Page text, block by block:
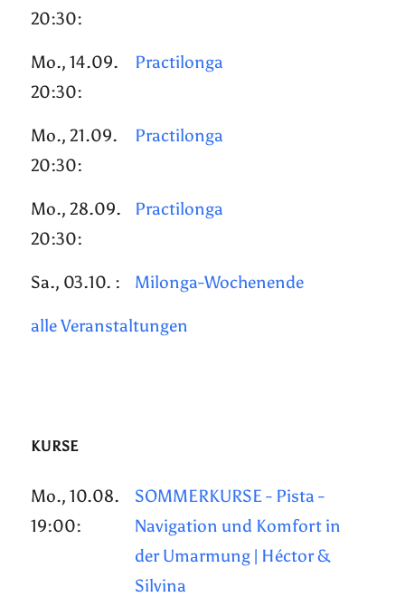
20:30:
Mo., 14.09.
20:30:
Practilonga
Mo., 21.09.
20:30:
Practilonga
Mo., 28.09.
20:30:
Practilonga
Sa., 03.10. : Milonga-Wochenende
alle Veranstaltungen
KURSE
Mo., 10.08.
19:00:
SOMMERKURSE - Pista -
Navigation und Komfort in
der Umarmung | Héctor &
Silvina